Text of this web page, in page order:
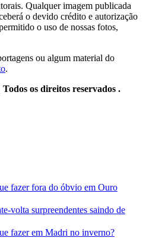
Qualquer imagem publicada
o devido crédito e autorização
o uso de nossas fotos,
ou algum material do
.
os direitos reservados .
fazer fora do óbvio em Ouro
volta surpreendentes saindo de
fazer em Madri no inverno?